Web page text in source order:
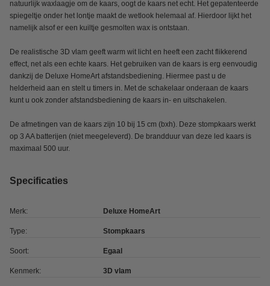
natuurlijk waxlaagje om de kaars, oogt de kaars net echt. Het gepatenteerde
spiegeltje onder het lontje maakt de wetlook helemaal af. Hierdoor lijkt het
namelijk alsof er een kuiltje gesmolten wax is ontstaan.
De realistische 3D vlam geeft warm wit licht en heeft een zacht flikkerend
effect, net als een echte kaars. Het gebruiken van de kaars is erg eenvoudig
dankzij de Deluxe HomeArt afstandsbediening. Hiermee past u de
helderheid aan en stelt u timers in. Met de schakelaar onderaan de kaars
kunt u ook zonder afstandsbediening de kaars in- en uitschakelen.
De afmetingen van de kaars zijn 10 bij 15 cm (bxh). Deze stompkaars werkt
op 3 AA batterijen (niet meegeleverd). De brandduur van deze led kaars is
maximaal 500 uur.
Specificaties
Merk: Deluxe HomeArt
Type: Stompkaars
Soort: Egaal
Kenmerk: 3D vlam